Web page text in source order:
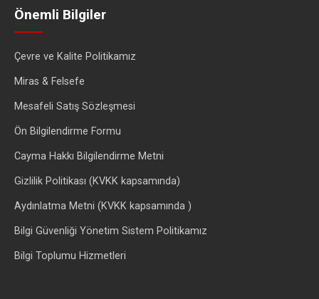
Önemli Bilgiler
Çevre ve Kalite Politikamız
Miras & Felsefe
Mesafeli Satış Sözleşmesi
Ön Bilgilendirme Formu
Cayma Hakkı Bilgilendirme Metni
Gizlilik Politikası (KVKK kapsamında)
Aydınlatma Metni (KVKK kapsamında )
Bilgi Güvenliği Yönetim Sistem Politikamız
Bilgi Toplumu Hizmetleri